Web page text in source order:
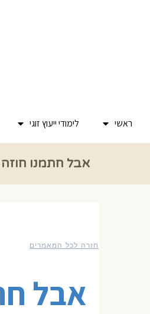
ראשי לימודי ייעוץ זוגי
אבל חתמנו חוזה
חזרה לכל המאמרים
אבל